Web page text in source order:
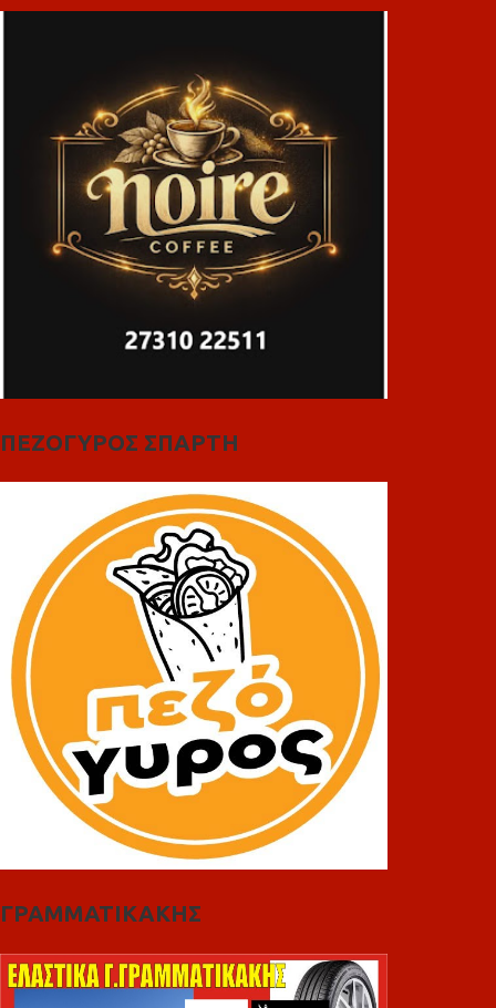
ΠΕΖΟΓΥΡΟΣ ΣΠΑΡΤΗ
ΓΡΑΜΜΑΤΙΚΑΚΗΣ